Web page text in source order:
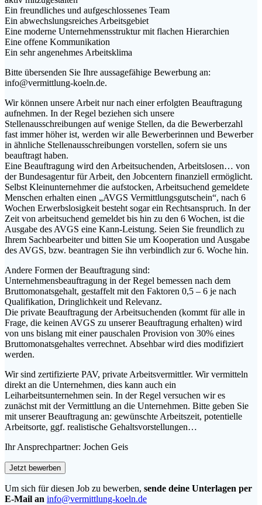
Ein freundliches und aufgeschlossenes Team
Ein abwechslungsreiches Arbeitsgebiet
Eine moderne Unternehmensstruktur mit flachen Hierarchien
Eine offene Kommunikation
Ein sehr angenehmes Arbeitsklima
Bitte übersenden Sie Ihre aussagefähige Bewerbung an:
info@vermittlung-koeln.de.
Wir können unsere Arbeit nur nach einer erfolgten Beauftragung
aufnehmen. In der Regel beziehen sich unsere
Stellenausschreibungen auf wenige Stellen, da die Bewerberzahl
fast immer höher ist, werden wir alle Bewerberinnen und Bewerber
in ähnliche Stellenausschreibungen vorstellen, sofern sie uns
beauftragt haben.
Eine Beauftragung wird den Arbeitsuchenden, Arbeitslosen… von
der Bundesagentur für Arbeit, den Jobcentern finanziell ermöglicht.
Selbst Kleinunternehmer die aufstocken, Arbeitsuchend gemeldete
Menschen erhalten einen „AVGS Vermittlungsgutschein“, nach 6
Wochen Erwerbslosigkeit besteht sogar ein Rechtsanspruch. In der
Zeit von arbeitsuchend gemeldet bis hin zu den 6 Wochen, ist die
Ausgabe des AVGS eine Kann-Leistung. Seien Sie freundlich zu
Ihrem Sachbearbeiter und bitten Sie um Kooperation und Ausgabe
des AVGS, bzw. beantragen Sie ihn verbindlich zur 6. Woche hin.
Andere Formen der Beauftragung sind:
Unternehmensbeauftragung in der Regel bemessen nach dem
Bruttomonatsgehalt, gestaffelt mit den Faktoren 0,5 – 6 je nach
Qualifikation, Dringlichkeit und Relevanz.
Die private Beauftragung der Arbeitsuchenden (kommt für alle in
Frage, die keinen AVGS zu unserer Beauftragung erhalten) wird
von uns bislang mit einer pauschalen Provision von 30% eines
Bruttomonatsgehaltes verrechnet. Absehbar wird dies modifiziert
werden.
Wir sind zertifizierte PAV, private Arbeitsvermittler. Wir vermitteln
direkt an die Unternehmen, dies kann auch ein
Leiharbeitsunternehmen sein. In der Regel versuchen wir es
zunächst mit der Vermittlung an die Unternehmen. Bitte geben Sie
mit unserer Beauftragung an: gewünschte Arbeitszeit, potentielle
Arbeitsorte, ggf. realistische Gehaltsvorstellungen…
Ihr Ansprechpartner: Jochen Geis
Um sich für diesen Job zu bewerben, sende deine Unterlagen per
E-Mail an info@vermittlung-koeln.de